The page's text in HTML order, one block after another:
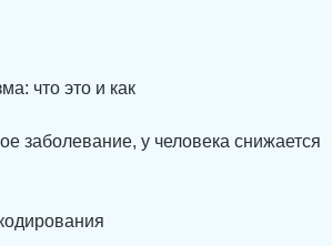
что это и как
заболевание, у человека снижается